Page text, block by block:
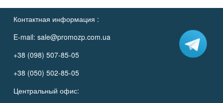
Контактная информация :
E-mail: sale@promozp.com.ua
+38 (098) 507-85-05
+38 (050) 502-85-05
Центральный офис: